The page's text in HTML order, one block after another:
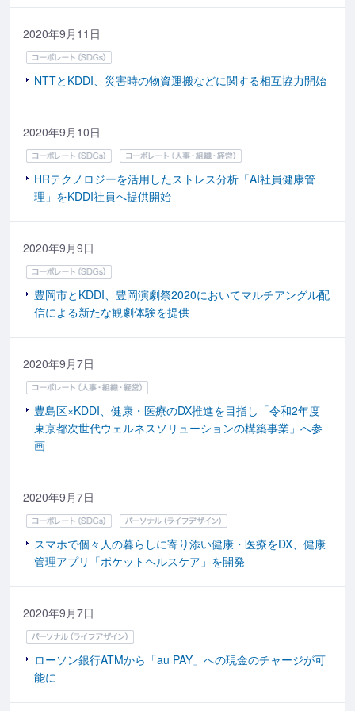
2020年9月11日
NTTとKDDI、災害時の物資運搬などに関する相互協力開始
2020年9月10日
HRテクノロジーを活用したストレス分析「AI社員健康管
理」をKDDI社員へ提供開始
2020年9月9日
豊岡市とKDDI、豊岡演劇祭2020においてマルチアングル配
信による新たな観劇体験を提供
2020年9月7日
豊島区×KDDI、健康・医療のDX推進を目指し「令和2年度
東京都次世代ウェルネスソリューションの構築事業」へ参
画
2020年9月7日
スマホで個々人の暮らしに寄り添い健康・医療をDX、健康
管理アプリ「ポケットヘルスケア」を開発
2020年9月7日
ローソン銀行ATMから「au PAY」への現金のチャージが可
能に